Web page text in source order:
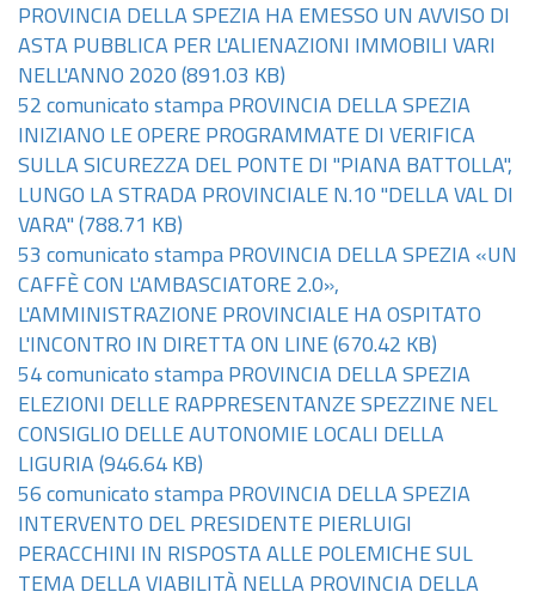
PROVINCIA DELLA SPEZIA HA EMESSO UN AVVISO DI
ASTA PUBBLICA PER L'ALIENAZIONI IMMOBILI VARI
NELL'ANNO 2020 (891.03 KB)
52 comunicato stampa PROVINCIA DELLA SPEZIA
INIZIANO LE OPERE PROGRAMMATE DI VERIFICA
SULLA SICUREZZA DEL PONTE DI "PIANA BATTOLLA",
LUNGO LA STRADA PROVINCIALE N.10 "DELLA VAL DI
VARA" (788.71 KB)
53 comunicato stampa PROVINCIA DELLA SPEZIA «UN
CAFFÈ CON L'AMBASCIATORE 2.0»,
L'AMMINISTRAZIONE PROVINCIALE HA OSPITATO
L'INCONTRO IN DIRETTA ON LINE (670.42 KB)
54 comunicato stampa PROVINCIA DELLA SPEZIA
ELEZIONI DELLE RAPPRESENTANZE SPEZZINE NEL
CONSIGLIO DELLE AUTONOMIE LOCALI DELLA
LIGURIA (946.64 KB)
56 comunicato stampa PROVINCIA DELLA SPEZIA
INTERVENTO DEL PRESIDENTE PIERLUIGI
PERACCHINI IN RISPOSTA ALLE POLEMICHE SUL
TEMA DELLA VIABILITÀ NELLA PROVINCIA DELLA